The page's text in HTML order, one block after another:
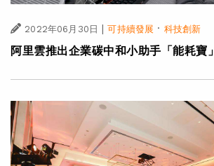
2022年06月30日 | 可持續發展 · 科技創新
阿里雲推出企業碳中和小助手「能耗寶」